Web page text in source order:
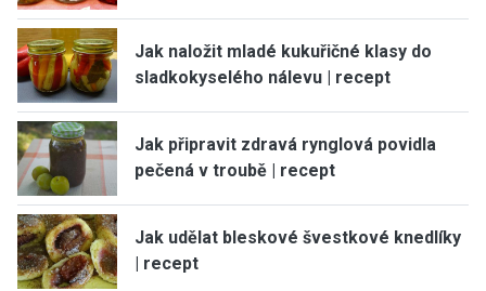
Jak naložit mladé kukuřičné klasy do
sladkokyselého nálevu | recept
Jak připravit zdravá rynglová povidla
pečená v troubě | recept
Jak udělat bleskové švestkové knedlíky
| recept